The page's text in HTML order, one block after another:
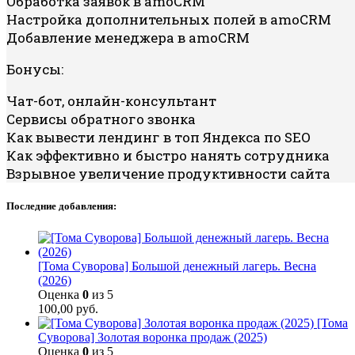
Настройка дополнительных полей в amoCRM
Добавление менеджера в amoCRM
Бонусы:
Чат-бот, онлайн-консультант
Сервисы обратного звонка
Как вывести лендинг в топ Яндекса по SEO
Как эффективно и быстро нанять сотрудника
Взрывное увеличение продуктивности сайта
Последние добавления:
[Тома Суворова] Большой денежный лагерь. Весна
(2026)
Оценка 0 из 5
100,00 руб.
[Тома
Суворова] Золотая воронка продаж (2025)
Оценка 0 из 5